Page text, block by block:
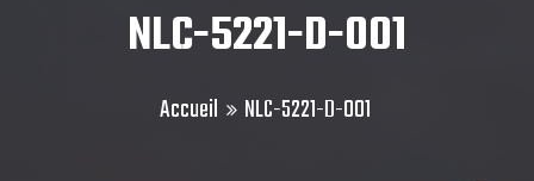
NLC-5221-D-001
Accueil NLC-5221-D-001